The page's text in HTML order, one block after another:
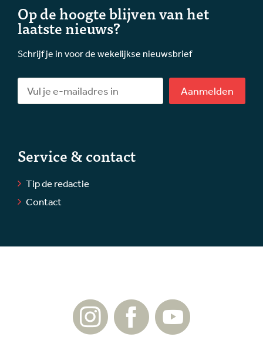
Op de hoogte blijven van het
laatste nieuws?
Schrijf je in voor de wekelijkse nieuwsbrief
Aanmelden
Service & contact
Tip de redactie
Contact